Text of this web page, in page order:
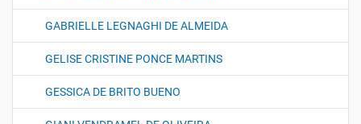
GABRIELLE LEGNAGHI DE ALMEIDA
GELISE CRISTINE PONCE MARTINS
GESSICA DE BRITO BUENO